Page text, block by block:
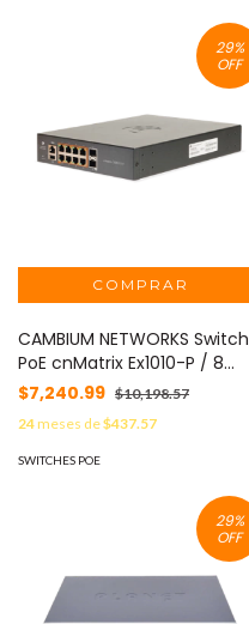
29%
OFF
CAMBIUM NETWORKS Switch
PoE cnMatrix Ex1010-P / 8
Puertos Gigabit PoE
802.3af/at + 1 SFP / Capa 2 /
Gestión en la Nube Gratuito
MX-EX1010PXA-0
$7,240.99 $10,198.57
24meses de$437.57
SWITCHES POE
29%
OFF